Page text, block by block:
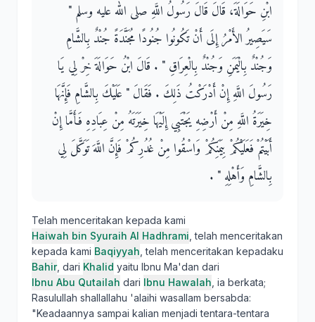
ابْنِ حَوَالَةَ، قَالَ قَالَ رَسُولُ اللَّهِ صلى الله عليه وسلم ‏"‏
سَيَصِيرُ الأَمْرُ إِلَى أَنْ تَكُونُوا جُنُودًا مُجَنَّدَةً جُنْدٌ بِالشَّامِ
وَجُنْدٌ بِالْيَمَنِ وَجُنْدٌ بِالْعِرَاقِ ‏"‏ ‏.‏ قَالَ ابْنُ حَوَالَةَ خِرْ لِي يَا
رَسُولَ اللَّهِ إِنْ أَدْرَكْتُ ذَلِكَ ‏.‏ فَقَالَ ‏"‏ عَلَيْكَ بِالشَّامِ فَإِنَّهَا
خِيَرَةُ اللَّهِ مِنْ أَرْضِهِ يَجْتَبِي إِلَيْهَا خِيَرَتَهُ مِنْ عِبَادِهِ فَأَمَّا إِنْ
أَبَيْتُمْ فَعَلَيْكُمْ بِيَمَنِكُمْ وَاسْقُوا مِنْ غُدُرِكُمْ فَإِنَّ اللَّهَ تَوَكَّلَ لِي
بِالشَّامِ وَأَهْلِهِ ‏"‏ ‏.‏
Telah menceritakan kepada kami
Haiwah bin Syuraih Al Hadhrami , telah menceritakan
kepada kami Baqiyyah , telah menceritakan kepadaku
Bahir, dari Khalid yaitu Ibnu Ma'dan dari
Ibnu Abu Qutailah dari Ibnu Hawalah , ia berkata;
Rasulullah shallallahu 'alaihi wasallam bersabda:
"Keadaannya sampai kalian menjadi tentara-tentara